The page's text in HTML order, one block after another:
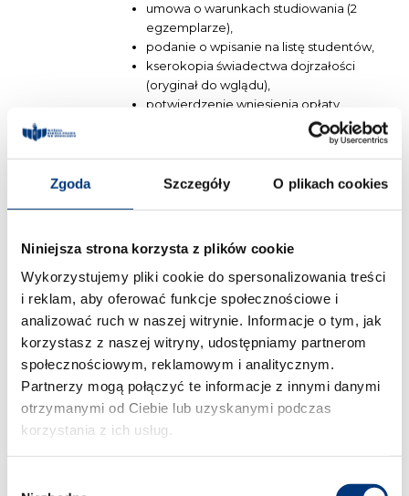
Zgoda Szczegóły O plikach cookies
Niniejsza strona korzysta z plików cookie
Wykorzystujemy pliki cookie do spersonalizowania treści
i reklam, aby oferować funkcje społecznościowe i
analizować ruch w naszej witrynie. Informacje o tym, jak
korzystasz z naszej witryny, udostępniamy partnerom
społecznościowym, reklamowym i analitycznym.
Partnerzy mogą połączyć te informacje z innymi danymi
otrzymanymi od Ciebie lub uzyskanymi podczas
korzystania z ich usług.
umowa o warunkach studiowania (2
egzemplarze),
podanie o wpisanie na listę studentów,
kserokopia świadectwa dojrzałości
(oryginał do wglądu),
potwierdzenie wniesienia opłaty
nieszczęśliwych wypadków na okres
kształcenia w Polsce,
kopię dokumentów potwierdzających
uprawnienia do pobytu na terytorium
Rzeczypospolitej Polskiej.
KROK 3
PRZEŚLIJ KOMPLET
DOKUMENTÓW POCZTĄ
POLSKĄ LUB KURIEREM.
DECYZJA O PRZYJĘCIU